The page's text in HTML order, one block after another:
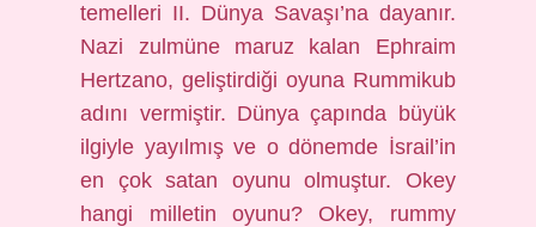
temelleri II. Dünya Savaşı’na dayanır.
Nazi zulmüne maruz kalan Ephraim
Hertzano, geliştirdiği oyuna Rummikub
adını vermiştir. Dünya çapında büyük
ilgiyle yayılmış ve o dönemde İsrail’in
en çok satan oyunu olmuştur. Okey
hangi milletin oyunu? Okey, rummy